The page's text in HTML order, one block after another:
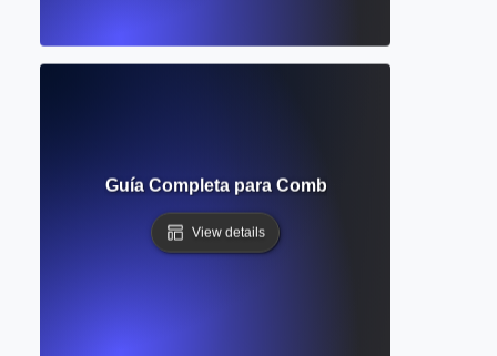
Guía Completa para Combinar Resultados de
View details